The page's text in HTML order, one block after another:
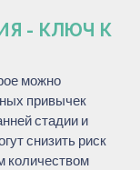
- КЛЮЧ К
можно
привычек
стадии и
снизить риск
количеством